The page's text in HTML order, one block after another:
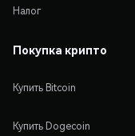
Налог
Покупка крипто
Купить Bitcoin
Купить Dogecoin